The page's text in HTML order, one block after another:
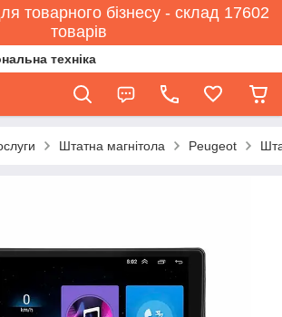
товарного бізнесу - склад 17602
товарів
техніка
Штатна магнітола Peugeot